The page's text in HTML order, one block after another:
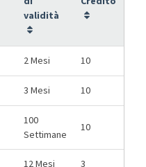
validità
2 Mesi 10
3 Mesi 10
100
Settimane
10
12 Mesi 3